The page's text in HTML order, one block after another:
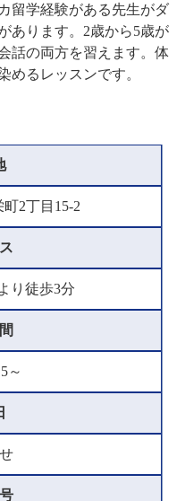
留学経験がある先生がダ
あります。2歳から5歳が
話の両方を習えます。体
めるレッスンです。
2丁目15-2
り徒歩3分
～